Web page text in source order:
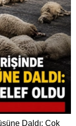
Daldı: Çok